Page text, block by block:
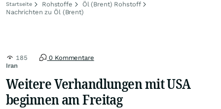
Startseite Rohstoffe
Öl (Brent) Rohstoff
Nachrichten zu Öl (Brent)
Iran
185 0 Kommentare
Weitere Verhandlungen mit USA
beginnen am Freitag